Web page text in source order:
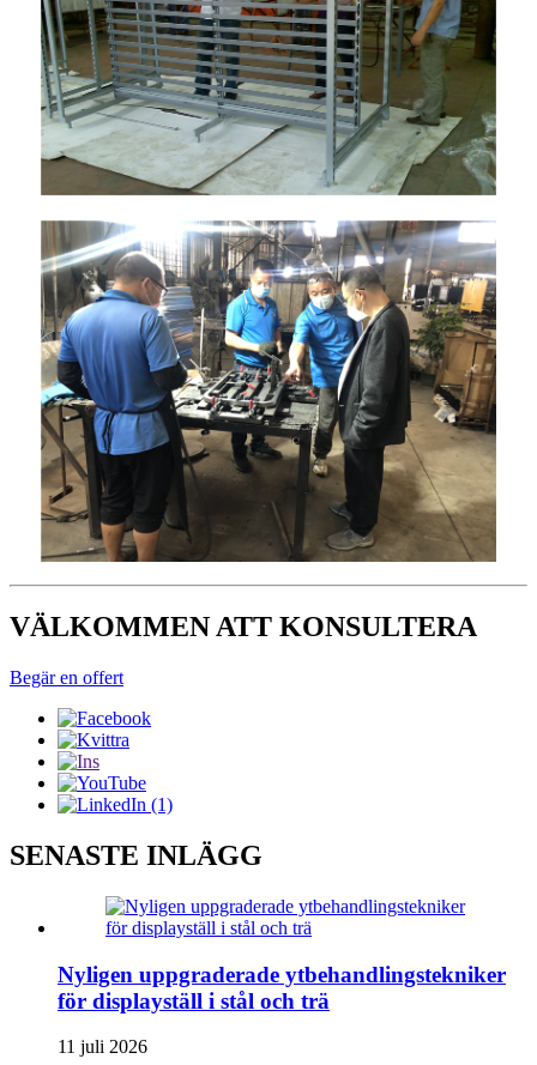
VÄLKOMMEN ATT KONSULTERA
Begär en offert
SENASTE INLÄGG
Nyligen uppgraderade ytbehandlingstekniker
för displayställ i stål och trä
11 juli 2026